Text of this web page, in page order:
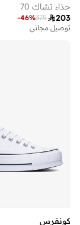
حذاء تشاك 70
203
375
-46%
توصيل مجاني
كونفرس